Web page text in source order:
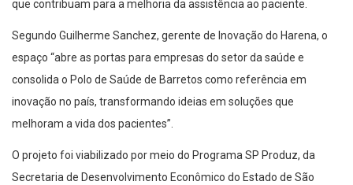
que contribuam para a melhoria da assistência ao paciente.
Segundo Guilherme Sanchez, gerente de Inovação do Harena, o
espaço “abre as portas para empresas do setor da saúde e
consolida o Polo de Saúde de Barretos como referência em
inovação no país, transformando ideias em soluções que
melhoram a vida dos pacientes”.
O projeto foi viabilizado por meio do Programa SP Produz, da
Secretaria de Desenvolvimento Econômico do Estado de São